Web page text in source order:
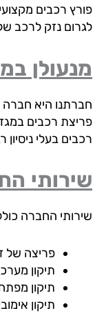
רכבים מקצועי
נזק לרכב שלכם,
היא חברה
רכבים במגדל
בעלי ניסיון רב
החברה כוללים:
פריצה של
תיקון מערכות
תיקון מפתחות.
תיקון